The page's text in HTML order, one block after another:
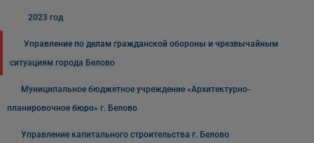
2023 год
Управление по делам гражданской обороны и чрезвычайным
ситуациям города Белово
Муниципальное бюджетное учреждение «Архитектурно-
планировочное бюро» г. Белово
Управление капитального строительства г. Белово